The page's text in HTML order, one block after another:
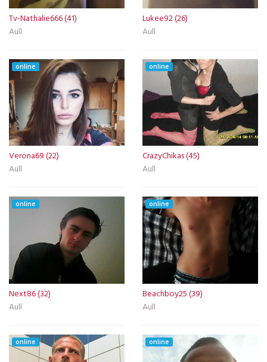
Tv-Nathalie666 (41)
Aull
Lukee92 (26)
Aull
online
Verona69 (22)
Aull
online
CrazyChikas (45)
Aull
online
Next86 (32)
Aull
online
Beachboy25 (39)
Aull
online online